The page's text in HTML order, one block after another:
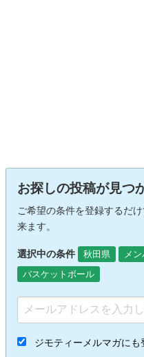
お探しの投稿が見つ
ご希望の条件を登録するだ
来ます。
選択中の条件 秋田県 メ
バスケットボール
ジモティーメルマガにも